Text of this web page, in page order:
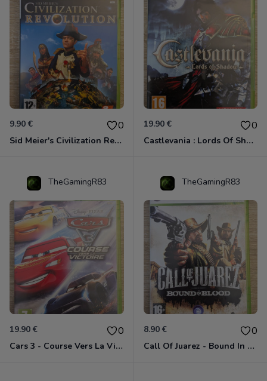
9.90 € 0
Sid Meier's Civilization Revolution Xbox 360
19.90 € 0
Castlevania : Lords Of Shadow Xbox 360
TheGamingR83
19.90 € 0
Cars 3 - Course Vers La Victoire Xbox 360
TheGamingR83
8.90 € 0
Call Of Juarez - Bound In Blood Xbox 360